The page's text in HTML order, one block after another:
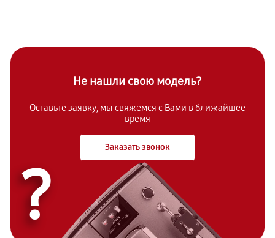
Не нашли свою модель?
Оставьте заявку, мы свяжемся с Вами в ближайшее
время
Заказать звонок
?